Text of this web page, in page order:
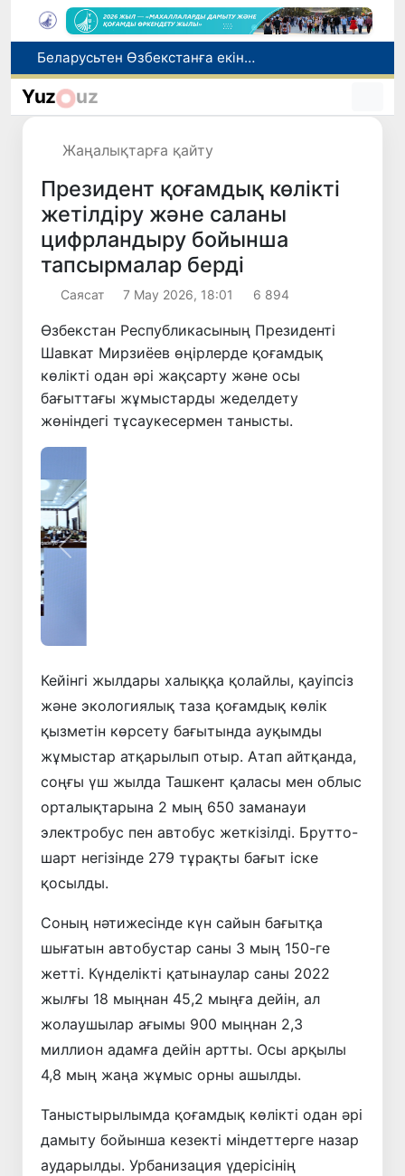
Адам саудасынан зардап шеккен азаматтар әлеуметтік қызметтермен қамтылады
Тарихи күн: Өзбекстанның «Самарқант-2028» жасанды серігі орбитаға сәтті шығарылды
Yuz uz
Жаңалықтарға қайту
Президент қоғамдық көлікті
жетілдіру және саланы
цифрландыру бойынша
тапсырмалар берді
Саясат 7 Мау 2026, 18:01 6 894
Өзбекстан Республикасының Президенті
Шавкат Мирзиёев өңірлерде қоғамдық
көлікті одан әрі жақсарту және осы
бағыттағы жұмыстарды жеделдету
жөніндегі тұсаукесермен танысты.
Алдыңғы
Кейінгі жылдары халыққа қолайлы, қауіпсіз
және экологиялық таза қоғамдық көлік
қызметін көрсету бағытында ауқымды
жұмыстар атқарылып отыр. Атап айтқанда,
соңғы үш жылда Ташкент қаласы мен облыс
орталықтарына 2 мың 650 заманауи
электробус пен автобус жеткізілді. Брутто-
шарт негізінде 279 тұрақты бағыт іске
қосылды.
Соның нәтижесінде күн сайын бағытқа
шығатын автобустар саны 3 мың 150-ге
жетті. Күнделікті қатынаулар саны 2022
жылғы 18 мыңнан 45,2 мыңға дейін, ал
жолаушылар ағымы 900 мыңнан 2,3
миллион адамға дейін артты. Осы арқылы
4,8 мың жаңа жұмыс орны ашылды.
Таныстырылымда қоғамдық көлікті одан әрі
дамыту бойынша кезекті міндеттерге назар
аударылды. Урбанизация үдерісінің